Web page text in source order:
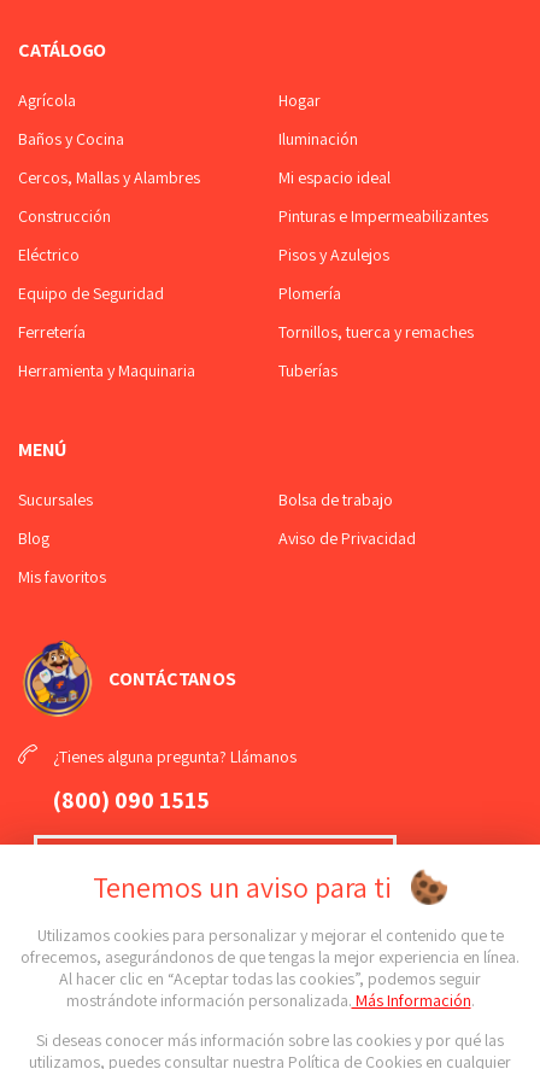
CATÁLOGO
Agrícola
Baños y Cocina
Cercos, Mallas y Alambres
Construcción
Eléctrico
Equipo de Seguridad
Ferretería
Herramienta y Maquinaria
Hogar
Iluminación
Mi espacio ideal
Pinturas e Impermeabilizantes
Pisos y Azulejos
Plomería
Tornillos, tuerca y remaches
Tuberías
MENÚ
Sucursales
Blog
Mis favoritos
Bolsa de trabajo
Aviso de Privacidad
CONTÁCTANOS
¿Tienes alguna pregunta? Llámanos
(800) 090 1515
(789) 108 61 81
¡Conoce todas nuestras sucursales!
Síguenos en nuestras redes sociales
Tenemos un aviso para ti
Utilizamos cookies para personalizar y mejorar el contenido que te
ofrecemos, asegurándonos de que tengas la mejor experiencia en línea.
Al hacer clic en “Aceptar todas las cookies”, podemos seguir
mostrándote información personalizada. Más Información.
Si deseas conocer más información sobre las cookies y por qué las
utilizamos, puedes consultar nuestra Política de Cookies en cualquier